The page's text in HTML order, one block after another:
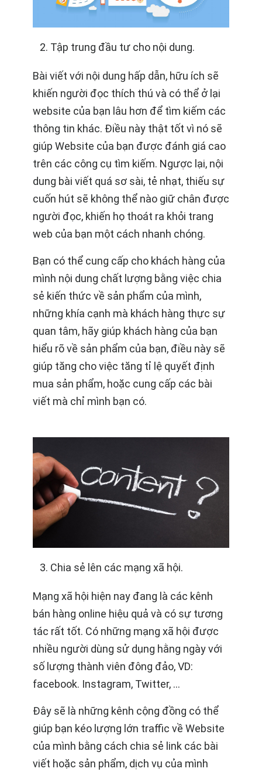
Tập trung đầu tư cho nội dung.
Bài viết với nội dung hấp dẫn, hữu ích sẽ
khiến người đọc thích thú và có thể ở lại
website của bạn lâu hơn để tìm kiếm các
thông tin khác. Điều này thật tốt vì nó sẽ
giúp Website của bạn được đánh giá cao
trên các công cụ tìm kiếm. Ngược lại, nội
dung bài viết quá sơ sài, tẻ nhạt, thiếu sự
cuốn hút sẽ không thể nào giữ chân được
người đọc, khiến họ thoát ra khỏi trang
web của bạn một cách nhanh chóng.
Bạn có thể cung cấp cho khách hàng của
mình nội dung chất lượng bằng việc chia
sẻ kiến thức về sản phẩm của mình,
những khía cạnh mà khách hàng thực sự
quan tâm, hãy giúp khách hàng của bạn
hiểu rõ về sản phẩm của bạn, điều này sẽ
giúp tăng cho việc tăng tỉ lệ quyết định
mua sản phẩm, hoặc cung cấp các bài
viết mà chỉ mình bạn có.
Chia sẻ lên các mạng xã hội.
Mạng xã hội hiện nay đang là các kênh
bán hàng online hiệu quả và có sự tương
tác rất tốt. Có những mạng xã hội được
nhiều người dùng sử dụng hằng ngày với
số lượng thành viên đông đảo, VD:
facebook. Instagram, Twitter, …
Đây sẽ là những kênh cộng đồng có thể
giúp bạn kéo lượng lớn traffic về Website
của mình bằng cách chia sẻ link các bài
viết hoặc sản phẩm, dịch vụ của mình